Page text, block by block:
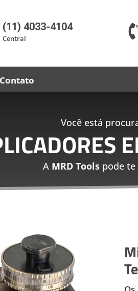
(11) 4033-4104
Central
Contato
Você está
A MRD Tools pode